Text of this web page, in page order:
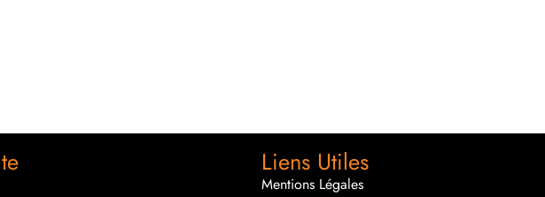
Liens Utiles
Mentions Légales